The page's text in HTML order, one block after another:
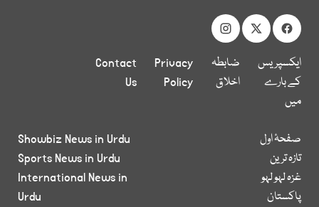
ایکسپریس
کے بارے
میں
ضابطہ
اخلاق
Privacy
Policy
Contact
Us
صفحۂ اول
تازہ ترین
غزہ لہو لہو
پاکستان
Showbiz News in Urdu
Sports News in Urdu
International News in
Urdu